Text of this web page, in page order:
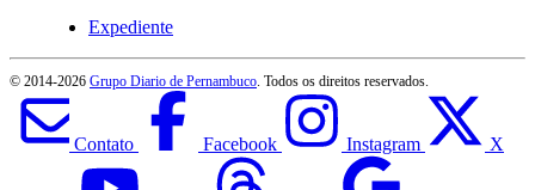
Expediente
© 2014-2026 Grupo Diario de Pernambuco . Todos os direitos reservados.
Contato Facebook Instagram X